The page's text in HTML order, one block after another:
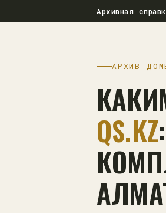
Архивная
АРХИВ
QS.KZ